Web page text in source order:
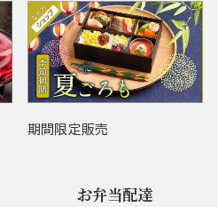
期間限定販売
お弁当配達